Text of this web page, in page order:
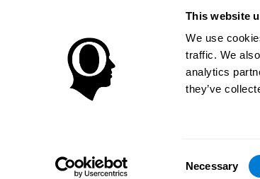
This website
We use
traffic. We
analytics
they’ve
Necessary
وظائف ذهنية
الإدراك الحسى
الانتباه
CogniFit Inc © 2026